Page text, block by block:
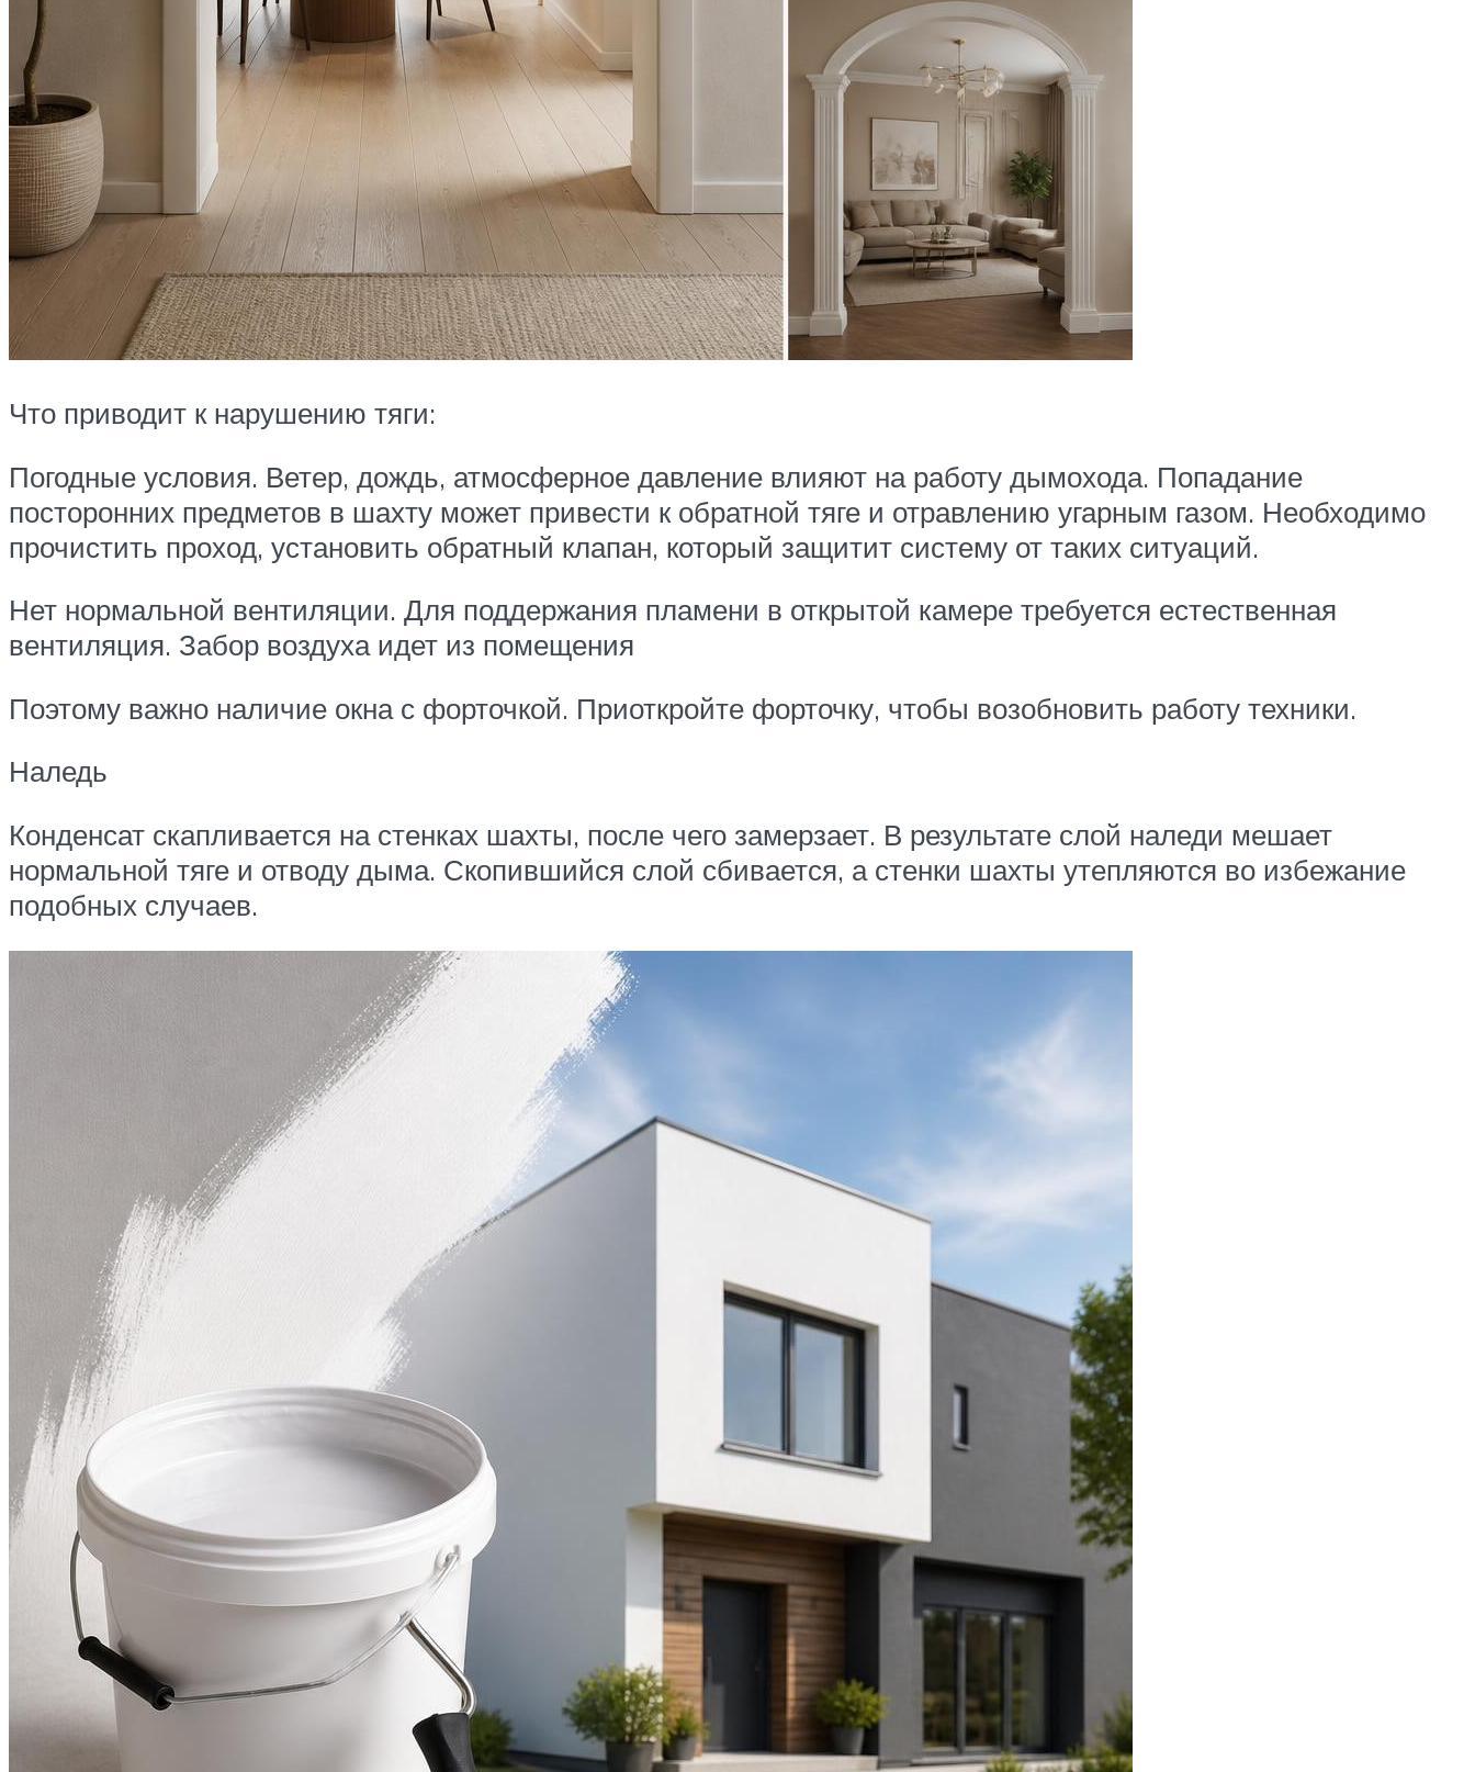
Что приводит к нарушению тяги:
Погодные условия. Ветер, дождь, атмосферное давление влияют на работу дымохода. Попадание
посторонних предметов в шахту может привести к обратной тяге и отравлению угарным газом. Необходимо
прочистить проход, установить обратный клапан, который защитит систему от таких ситуаций.
Нет нормальной вентиляции. Для поддержания пламени в открытой камере требуется естественная
вентиляция. Забор воздуха идет из помещения
Поэтому важно наличие окна с форточкой. Приоткройте форточку, чтобы возобновить работу техники.
Наледь
Конденсат скапливается на стенках шахты, после чего замерзает. В результате слой наледи мешает
нормальной тяге и отводу дыма. Скопившийся слой сбивается, а стенки шахты утепляются во избежание
подобных случаев.